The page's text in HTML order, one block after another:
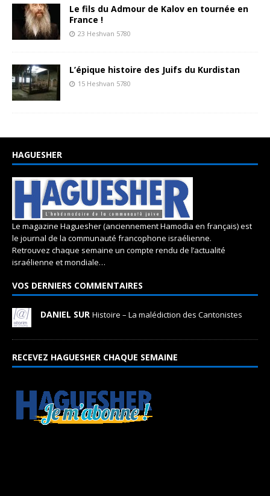
Le fils du Admour de Kalov en tournée en
France !
23 Heshvan 5780
L’épique histoire des Juifs du Kurdistan
15 Heshvan 5780
HAGUESHER
Le magazine Haguesher (anciennement Hamodia en français) est
le journal de la communauté francophone israélienne.
Retrouvez chaque semaine un compte rendu de l’actualité
israélienne et mondiale…
VOS DERNIERS COMMENTAIRES
DANIEL SUR Histoire – La malédiction des Cantonistes
RECEVEZ HAGUESHER CHAQUE SEMAINE